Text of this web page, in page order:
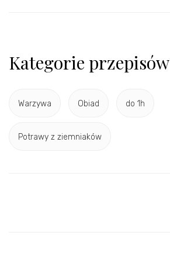
Kategorie przepisów
Warzywa Obiad do 1h
Potrawy z ziemniaków